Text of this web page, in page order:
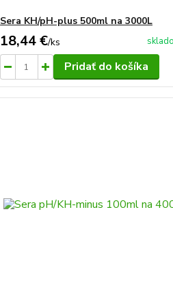
Sera KH/pH-plus 500ml na 3000L
18,44 €/ks
Pridať do košíka